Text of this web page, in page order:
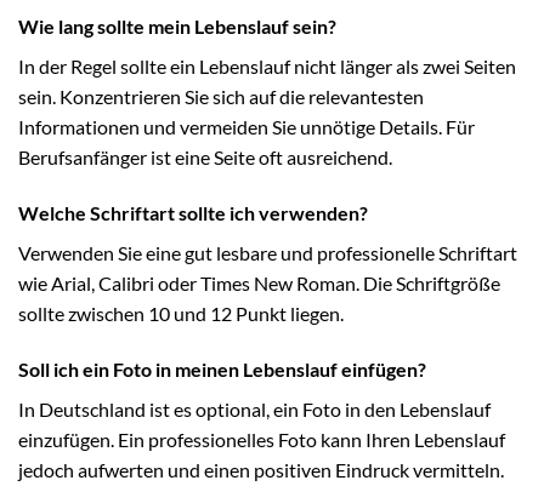
Wie lang sollte mein Lebenslauf sein?
In der Regel sollte ein Lebenslauf nicht länger als zwei Seiten
sein. Konzentrieren Sie sich auf die relevantesten
Informationen und vermeiden Sie unnötige Details. Für
Berufsanfänger ist eine Seite oft ausreichend.
Welche Schriftart sollte ich verwenden?
Verwenden Sie eine gut lesbare und professionelle Schriftart
wie Arial, Calibri oder Times New Roman. Die Schriftgröße
sollte zwischen 10 und 12 Punkt liegen.
Soll ich ein Foto in meinen Lebenslauf einfügen?
In Deutschland ist es optional, ein Foto in den Lebenslauf
einzufügen. Ein professionelles Foto kann Ihren Lebenslauf
jedoch aufwerten und einen positiven Eindruck vermitteln.